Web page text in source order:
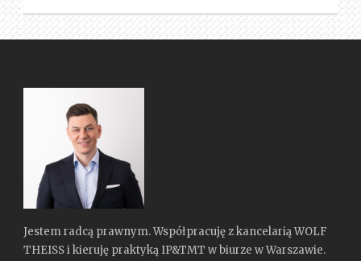
Jestem radcą prawnym. Współpracuję z kancelarią WOLF
THEISS i kieruję praktyką IP&TMT w biurze w Warszawie.